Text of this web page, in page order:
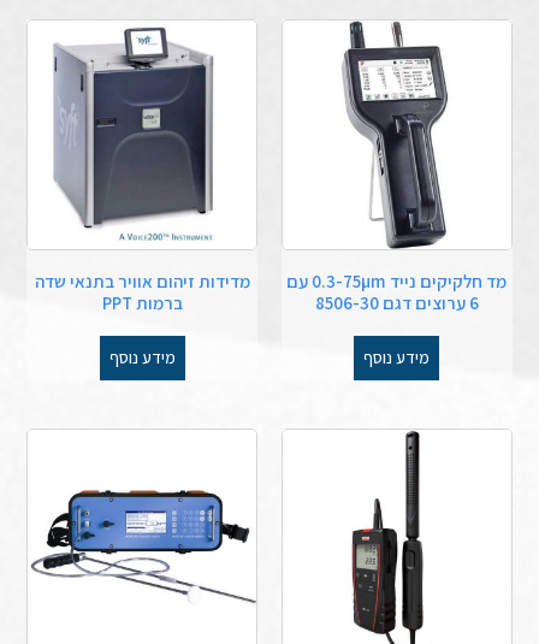
מד חלקיקים נייד 0.3-75µm עם
6 ערוצים דגם 8506-30
מידע נוסף
מדידות זיהום אוויר בתנאי שדה
ברמות PPT
מידע נוסף